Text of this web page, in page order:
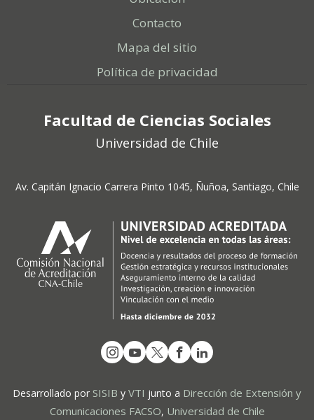
Contacto
Mapa del sitio
Política de privacidad
Facultad de Ciencias Sociales
Universidad de Chile
Av. Capitán Ignacio Carrera Pinto 1045, Ñuñoa, Santiago, Chile
Desarrollado por SISIB y VTI junto a Dirección de Extensión y
Comunicaciones FACSO, Universidad de Chile